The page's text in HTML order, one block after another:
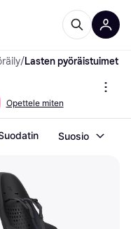
/Lasten pyöräistuimet
Opettele miten
Suosio